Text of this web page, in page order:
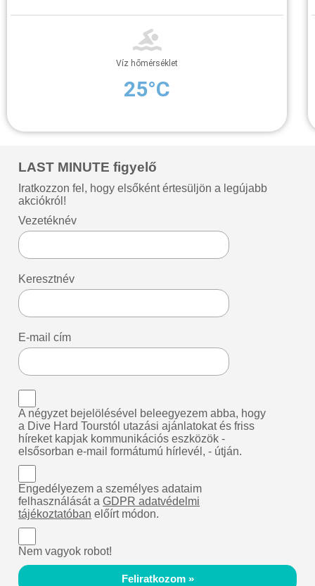
Víz hőmérséklet
25°C
LAST MINUTE figyelő
Iratkozzon fel, hogy elsőként értesüljön a legújabb
akciókról!
Vezetéknév
Keresztnév
E-mail cím
A négyzet bejelölésével beleegyezem abba, hogy
a Dive Hard Tourstól utazási ajánlatokat és friss
híreket kapjak kommunikációs eszközök -
elsősorban e-mail formátumú hírlevél, - útján.
Engedélyezem a személyes adataim
felhasználását aGDPR adatvédelmi
tájékoztatóban előírt módon.
Nem vagyok robot!
Feliratkozom »